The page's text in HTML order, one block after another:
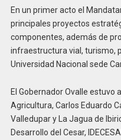
En un primer acto el
principales proyectos
componentes, además de
infraestructura vial, turismo,
Universidad Nacional sede
El Gobernador Ovalle estuvo
Agricultura, Carlos Eduardo
Valledupar y La Jagua de
Desarrollo del Cesar,